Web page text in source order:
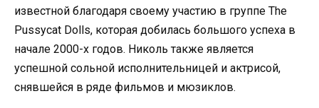
известной благодаря своему участию в группе The
Pussycat Dolls, которая добилась большого успеха в
начале 2000-х годов. Николь также является
успешной сольной исполнительницей и актрисой,
снявшейся в ряде фильмов и мюзиклов.